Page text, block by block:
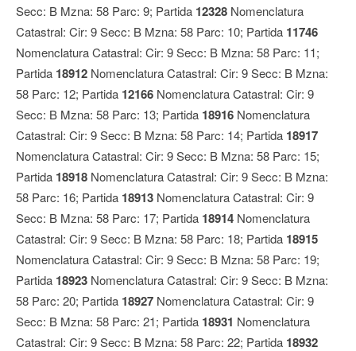
Secc: B Mzna: 58 Parc: 9; Partida 12328 Nomenclatura
Catastral: Cir: 9 Secc: B Mzna: 58 Parc: 10; Partida 11746
Nomenclatura Catastral: Cir: 9 Secc: B Mzna: 58 Parc: 11;
Partida 18912 Nomenclatura Catastral: Cir: 9 Secc: B Mzna:
58 Parc: 12; Partida 12166 Nomenclatura Catastral: Cir: 9
Secc: B Mzna: 58 Parc: 13; Partida 18916 Nomenclatura
Catastral: Cir: 9 Secc: B Mzna: 58 Parc: 14; Partida 18917
Nomenclatura Catastral: Cir: 9 Secc: B Mzna: 58 Parc: 15;
Partida 18918 Nomenclatura Catastral: Cir: 9 Secc: B Mzna:
58 Parc: 16; Partida 18913 Nomenclatura Catastral: Cir: 9
Secc: B Mzna: 58 Parc: 17; Partida 18914 Nomenclatura
Catastral: Cir: 9 Secc: B Mzna: 58 Parc: 18; Partida 18915
Nomenclatura Catastral: Cir: 9 Secc: B Mzna: 58 Parc: 19;
Partida 18923 Nomenclatura Catastral: Cir: 9 Secc: B Mzna:
58 Parc: 20; Partida 18927 Nomenclatura Catastral: Cir: 9
Secc: B Mzna: 58 Parc: 21; Partida 18931 Nomenclatura
Catastral: Cir: 9 Secc: B Mzna: 58 Parc: 22; Partida 18932